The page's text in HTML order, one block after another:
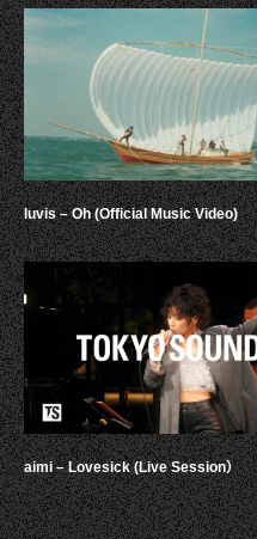
luvis – Oh (Official Music Video)
aimi – Lovesick (Live Session）